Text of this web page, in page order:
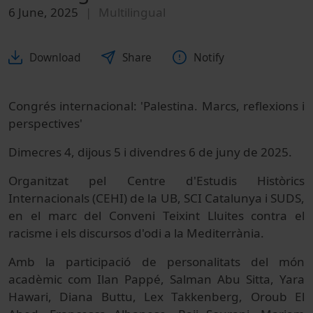
6 June, 2025 Multilingual
Download Share Notify
Congrés internacional: 'Palestina. Marcs, reflexions i
perspectives'
Dimecres 4, dijous 5 i divendres 6 de juny de 2025.
Organitzat pel Centre d'Estudis Històrics
Internacionals (CEHI) de la UB, SCI Catalunya i SUDS,
en el marc del Conveni Teixint Lluites contra el
racisme i els discursos d'odi a la Mediterrània.
Amb la participació de personalitats del món
acadèmic com Ilan Pappé, Salman Abu Sitta, Yara
Hawari, Diana Buttu, Lex Takkenberg, Oroub El